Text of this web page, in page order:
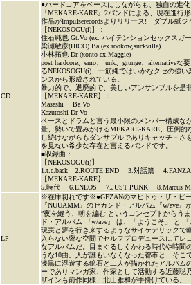
CD
●ハードコアをベースにしながらも、独自の進化
『MEKARE-KARE』2バンドによる、現在進行
作品がImpulserecordsよりリリース! ダブル紙ジ
【NEKOSOGU(i)】：
住石純也 Gt.Vo (ex. ハイテンションセックスガ
梁瀬敏彦(HICO) Ba (ex.rookow,suckville)
小林拓也 Dr (xonto ex.Maggie)
post hardcore、emo、junk、grunge、alternative
るNEKOSOGU(i)、一筋縄ではいかなクセの強
ンスから形成されている。
暴力的で、退廃的で、美しいアンサンブルを是
【MEKARE-KARE】：
Masashi Ba Vo
Kazutoshi Dr Vo
ベースとドラムと言う最小限のメンバー構成な
量、勢いで畳みかけるMEKARE-KARE、圧倒
し続けながらもダンサブルでありキャッチ－さ
を見ない希少な存在と言えるバンドです。
■収録曲：
【NEKOSOGU(i)】
1.t.c.back 2.ROUTE END 3.対話篇 4.FANZA
【MEKARE-KARE】
5.時代 6.ENEOS 7.JUST PUNK 8.Marcus
LP
※在庫切れです※●GEZANのマヒトゥ・ザ・ピ
『NUUAMM』のセカンド・アルバム『w/ave』
”夜を縫う、朝を編む というコンセプトからう
ド・アルバム 『w/ave』 は、「ようこそ」 と
現実と夢を行き来するようなサイケデリックで
入らない密な空間でセルフプロデュースにてレ
なアルバムだ。目まぐるしくかわる時代や時間
うな10曲。人が誰もいなくなった都市と、そこ
漆黒に浮遊する鉱石と二人が描かれたアルバム
ーでありマンガ家、作家として活動する近藤聡
ザインも前作同様、北山雅和が手掛けている。